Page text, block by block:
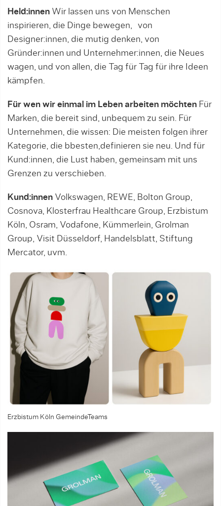
Held:innen Wir lassen uns von Menschen
inspirieren, die Dinge bewegen, von
Designer:innen, die mutig denken, von
Gründer:innen und Unternehmer:innen, die Neues
wagen, und von allen, die Tag für Tag für ihre Ideen
kämpfen.
Für wen wir einmal im Leben arbeiten möchten Für
Marken, die bereit sind, unbequem zu sein. Für
Unternehmen, die wissen: Die meisten folgen ihrer
Kategorie, die bbesten,definieren sie neu. Und für
Kund:innen, die Lust haben, gemeinsam mit uns
Grenzen zu verschieben.
Kund:innen Volkswagen, REWE, Bolton Group,
Cosnova, Klosterfrau Healthcare Group, Erzbistum
Köln, Osram, Vodafone, Kümmerlein, Grolman
Group, Visit Düsseldorf, Handelsblatt, Stiftung
Mercator, uvm.
Erzbistum Köln GemeindeTeams